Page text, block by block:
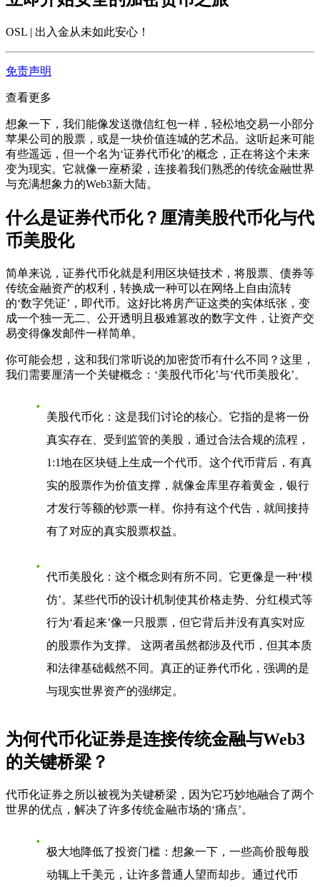
OSL | 出入金从未如此安心 ！
免责声明
查看更多
想象一下，我们能像发送微信红包一样，轻松地交易一小部分
苹果公司的股票，或是一块价值连城的艺术品。这听起来可能
有些遥远，但一个名为‘证券代币化’的概念，正在将这个未来
变为现实。它就像一座桥梁，连接着我们熟悉的传统金融世界
与充满想象力的Web3新大陆。
什么是证券代币化？厘清美股代币化与代
币美股化
简单来说，证券代币化就是利用区块链技术，将股票、债券等
传统金融资产的权利，转换成一种可以在网络上自由流转
的‘数字凭证’，即代币。这好比将房产证这类的实体纸张，变
成一个独一无二、公开透明且极难篡改的数字文件，让资产交
易变得像发邮件一样简单。
你可能会想，这和我们常听说的加密货币有什么不同？这里，
我们需要厘清一个关键概念：‘美股代币化’与‘代币美股化’。
美股代币化 ：这是我们讨论的核心。它指的是将一份
真实存在、受到监管的美股，通过合法合规的流程，
1:1地在区块链上生成一个代币。这个代币背后，有真
实的股票作为价值支撑，就像金库里存着黄金，银行
才发行等额的钞票一样。你持有这个代告，就间接持
有了对应的真实股票权益。
代币美股化 ：这个概念则有所不同。它更像是一种‘模
仿’。某些代币的设计机制使其价格走势、分红模式等
行为‘看起来’像一只股票，但它背后并没有真实对应
的股票作为支撑。 这两者虽然都涉及代币，但其本质
和法律基础截然不同。真正的证券代币化，强调的是
与现实世界资产的强绑定。
为何代币化证券是连接传统金融与Web3
的关键桥梁？
代币化证券之所以被视为关键桥梁，因为它巧妙地融合了两个
世界的优点，解决了许多传统金融市场的‘痛点’。
极大地降低了投资门槛 ：想象一下，一些高价股每股
动辄上千美元，让许多普通人望而却步。通过代币